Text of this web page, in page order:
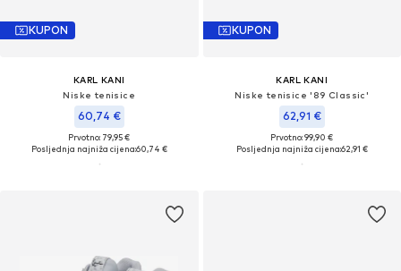
KUPON
KARL KANI
Niske tenisice
60,74 €
Prvotno: 79,95 €
Posljednja najniža cijena:60,74 €
KUPON
KARL KANI
Niske tenisice '89 Classic'
62,91 €
Prvotno: 99,90 €
Posljednja najniža cijena:62,91 €